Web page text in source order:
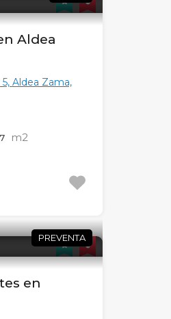
Aldea
Aldea Zama,
m2
PREVENTA
en